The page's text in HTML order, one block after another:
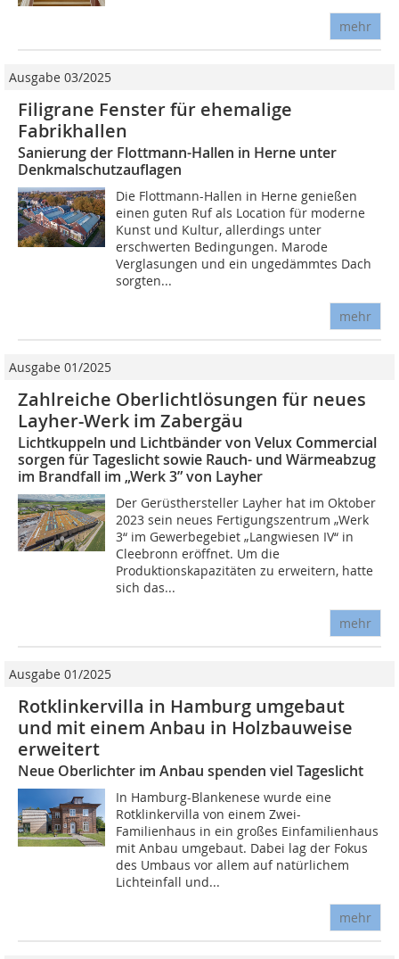
mehr
Ausgabe 03/2025
Filigrane Fenster für ehemalige
Fabrikhallen
Sanierung der Flottmann-Hallen in Herne unter
Denkmalschutzauflagen
Die Flottmann-Hallen in Herne genießen
einen guten Ruf als Location für moderne
Kunst und Kultur, allerdings unter
erschwerten Bedingungen. Marode
Verglasungen und ein ungedämmtes Dach
sorgten...
mehr
Ausgabe 01/2025
Zahlreiche Oberlichtlösungen für neues
Layher-Werk im Zabergäu
Lichtkuppeln und Lichtbänder von Velux Commercial
sorgen für Tageslicht sowie Rauch- und Wärmeabzug
im Brandfall im „Werk 3” von Layher
Der Gerüsthersteller Layher hat im Oktober
2023 sein neues Fertigungszentrum „Werk
3“ im Gewerbegebiet „Langwiesen IV“ in
Cleebronn eröffnet. Um die
Produktionskapazitäten zu erweitern, hatte
sich das...
mehr
Ausgabe 01/2025
Rotklinkervilla in Hamburg umgebaut
und mit einem Anbau in Holzbauweise
erweitert
Neue Oberlichter im Anbau spenden viel Tageslicht
In Hamburg-Blankenese wurde eine
Rotklinkervilla von einem Zwei-
Familienhaus in ein großes Einfamilienhaus
mit Anbau umgebaut. Dabei lag der Fokus
des Umbaus vor allem auf natürlichem
Lichteinfall und...
mehr